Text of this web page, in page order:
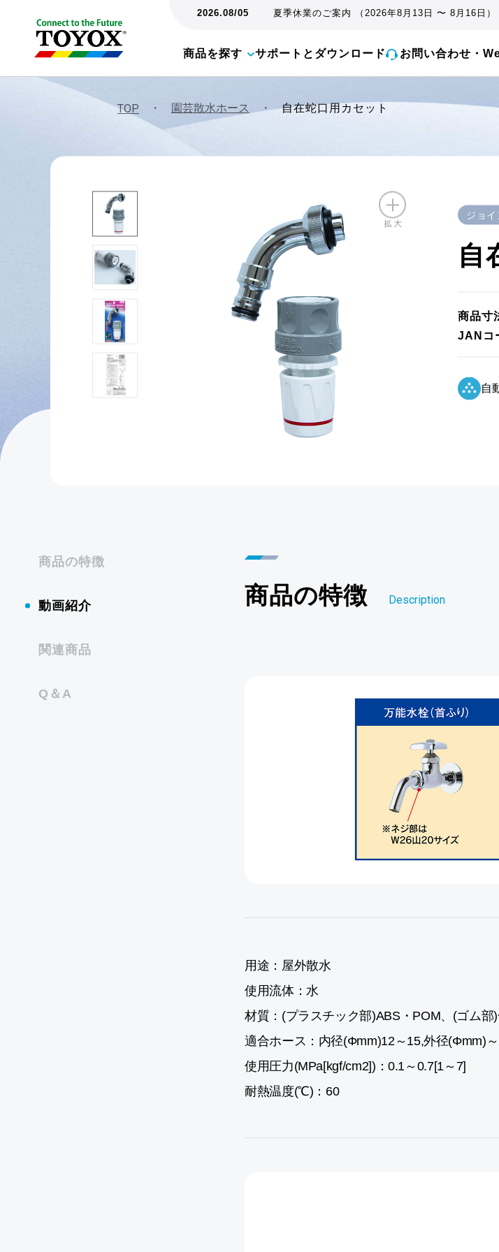
2026.08/05 夏季休業のご案内 （2026年8月13日 〜 8月16日）
商品を探す サポートとダウンロード お問い合わせ・
TOP ・ 園芸散水ホース ・ 自在蛇口用カセット
ジョイ
自
商品寸
JANコ
自
商品の特徴
動画紹介
関連商品
Q＆A
商品の特徴 Description
用途：屋外散水
使用流体：水
材質：(プラスチック部)ABS・POM、(ゴム
適合ホース：内径(Φmm)12～15,外径(Φmm)
使用圧力(MPa[kgf/cm2])：0.1～0.7[1～7]
耐熱温度(℃)：60